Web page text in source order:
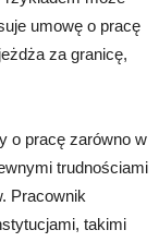
umowę o pracę
za granicę,
o pracę zarówno w
trudnościami
Pracownik
takimi